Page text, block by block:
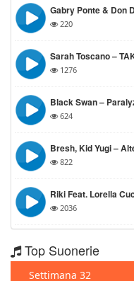
Gabry Ponte & Don
220
Sarah Toscano –
1276
Black Swan –
624
Bresh, Kid Yugi –
822
Riki Feat. Lorella
2036
Top Suonerie
Settimana 32